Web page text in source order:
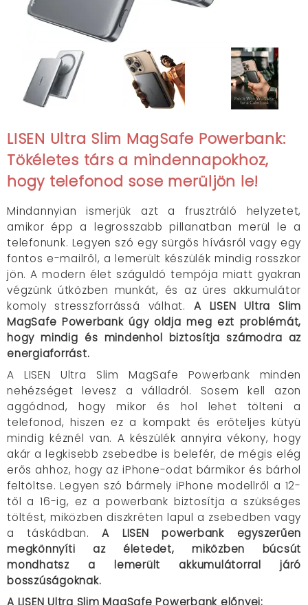
LISEN Ultra Slim MagSafe Powerbank:
Tökéletes társ a mindennapokhoz,
hogy telefonod sose merüljön le!
Mindannyian ismerjük azt a frusztráló helyzetet,
amikor épp a legrosszabb pillanatban merül le a
telefonunk. Legyen szó egy sürgős hívásról vagy egy
fontos e-mailről, a lemerült készülék mindig rosszkor
jön. A modern élet száguldó tempója miatt gyakran
végzünk útközben munkát, és az üres akkumulátor
komoly stresszforrássá válhat. A LISEN Ultra Slim
MagSafe Powerbank úgy oldja meg ezt problémát,
hogy mindig és mindenhol biztosítja számodra az
energiaforrást.
A LISEN Ultra Slim MagSafe Powerbank minden
nehézséget levesz a válladról. Sosem kell azon
aggódnod, hogy mikor és hol lehet tölteni a
telefonod, hiszen ez a kompakt és erőteljes kütyü
mindig kéznél van. A készülék annyira vékony, hogy
akár a legkisebb zsebedbe is belefér, de mégis elég
erős ahhoz, hogy az iPhone-odat bármikor és bárhol
feltöltse. Legyen szó bármely iPhone modellről a 12-
től a 16-ig, ez a powerbank biztosítja a szükséges
töltést, miközben diszkréten lapul a zsebedben vagy
a táskádban.A LISEN powerbank egyszerűen
megkönnyíti az életedet, miközben búcsút
mondhatsz a lemerült akkumulátorral járó
bosszúságoknak.
A LISEN Ultra Slim MagSafe Powerbank előnyei: